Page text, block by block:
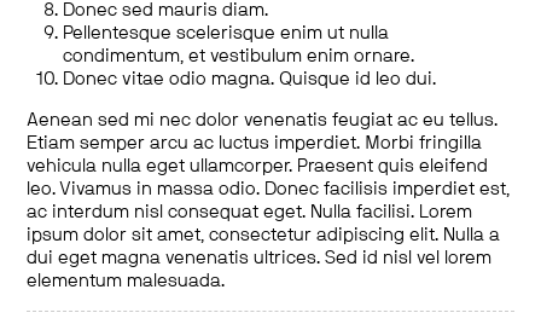
Donec sed mauris diam.
Pellentesque scelerisque enim ut nulla
condimentum, et vestibulum enim ornare.
Donec vitae odio magna. Quisque id leo dui.
Aenean sed mi nec dolor venenatis feugiat ac eu tellus.
Etiam semper arcu ac luctus imperdiet. Morbi fringilla
vehicula nulla eget ullamcorper. Praesent quis eleifend
leo. Vivamus in massa odio. Donec facilisis imperdiet est,
ac interdum nisl consequat eget. Nulla facilisi. Lorem
ipsum dolor sit amet, consectetur adipiscing elit. Nulla a
dui eget magna venenatis ultrices. Sed id nisl vel lorem
elementum malesuada.